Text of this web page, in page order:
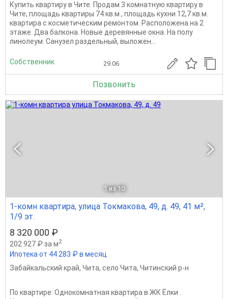
Купить квартиру в Чите. Продам 3 комнатную квартиру в
Чите, площадь квартиры 74 кв.м., площадь кухни 12,7 кв.м.
квартира с косметическим ремонтом. Расположена на 2
этаже. Два балкона. Новые деревянные окна. На полу
линолеум. Санузел раздельный, выложен...
Собственник 29.06
Позвонить
1 из 10
1-комн квартира, улица Токмакова, 49, д. 49, 41 м²,
1/9 эт.
8 320 000 ₽
202 927 ₽ за м2
Ипотека от 44 283 ₽ в месяц
Забайкальский край, Чита, село Чита, Читинский р-н
По квартиpе: Однокомнатная квартира в ЖК Ёлки .